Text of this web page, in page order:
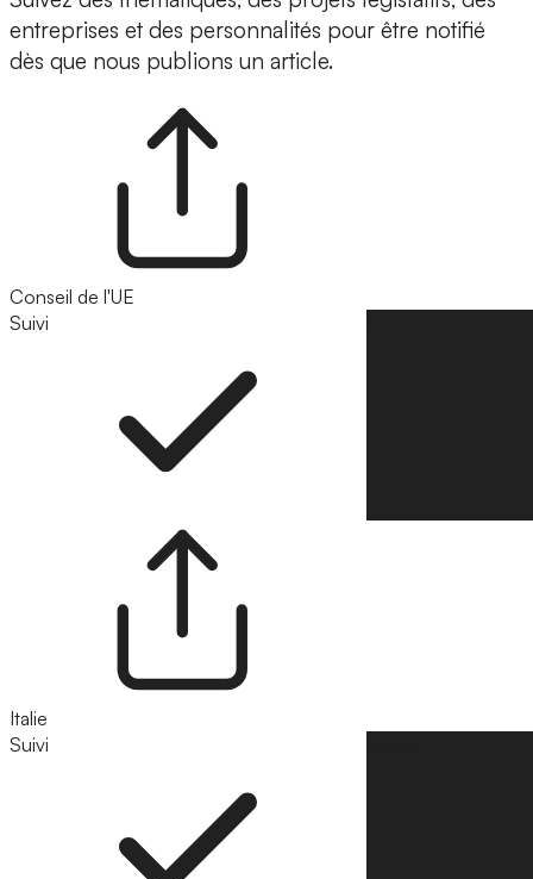
entreprises et des personnalités pour être notifié
dès que nous publions un article.
Conseil de l'UE
Suivi
Italie
Suivi